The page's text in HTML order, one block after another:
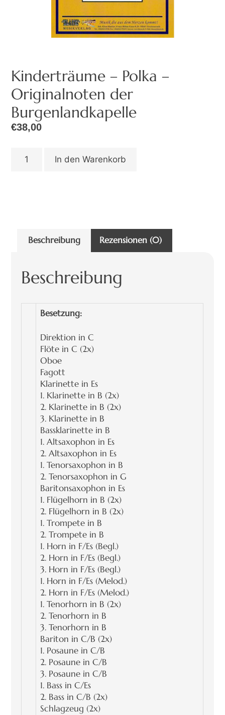
Kinderträume – Polka –
Originalnoten der
Burgenlandkapelle
€38,00
In den Warenkorb
Beschreibung Rezensionen (0)
Beschreibung
Besetzung:
Direktion in C
Flöte in C (2x)
Oboe
Fagott
Klarinette in Es
1. Klarinette in B (2x)
2. Klarinette in B (2x)
3. Klarinette in B
Bassklarinette in B
1. Altsaxophon in Es
2. Altsaxophon in Es
1. Tenorsaxophon in B
2. Tenorsaxophon in G
Baritonsaxophon in Es
1. Flügelhorn in B (2x)
2. Flügelhorn in B (2x)
1. Trompete in B
2. Trompete in B
1. Horn in F/Es (Begl.)
2. Horn in F/Es (Begl.)
3. Horn in F/Es (Begl.)
1. Horn in F/Es (Melod.)
2. Horn in F/Es (Melod.)
1. Tenorhorn in B (2x)
2. Tenorhorn in B
3. Tenorhorn in B
Bariton in C/B (2x)
1. Posaune in C/B
2. Posaune in C/B
3. Posaune in C/B
1. Bass in C/Es
2. Bass in C/B (2x)
Schlagzeug (2x)